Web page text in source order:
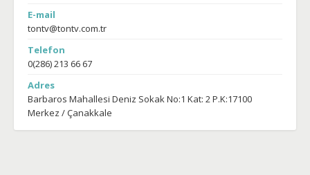
E-mail
tontv@tontv.com.tr
Telefon
0(286) 213 66 67
Adres
Barbaros Mahallesi Deniz Sokak No:1 Kat: 2 P.K:17100
Merkez / Çanakkale